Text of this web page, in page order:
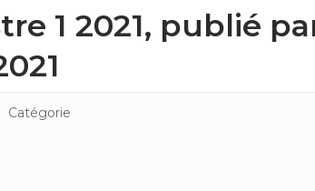
1 2021, publié
Catégorie